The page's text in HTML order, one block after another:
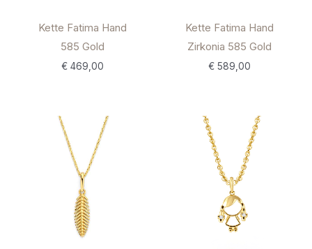
Kette Fatima Hand
585 Gold
€ 469,00
Kette Fatima Hand
Zirkonia 585 Gold
€589,00